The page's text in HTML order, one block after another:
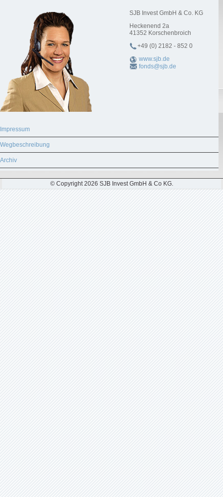
SJB Invest GmbH & Co. KG
Heckenend 2a
41352 Korschenbroich
+49 (0) 2182 - 852 0
www.sjb.de
fonds@sjb.de
Impressum
Wegbeschreibung
Archiv
© Copyright 2026 SJB Invest GmbH & Co KG.